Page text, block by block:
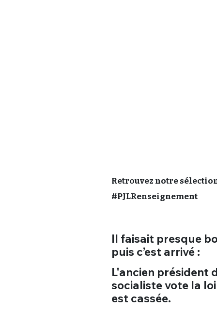
Retrouvez notre
#PJLRenseignement
Il faisait presque
puis c’est arrivé :
L'ancien président
socialiste vote la
est cassée.